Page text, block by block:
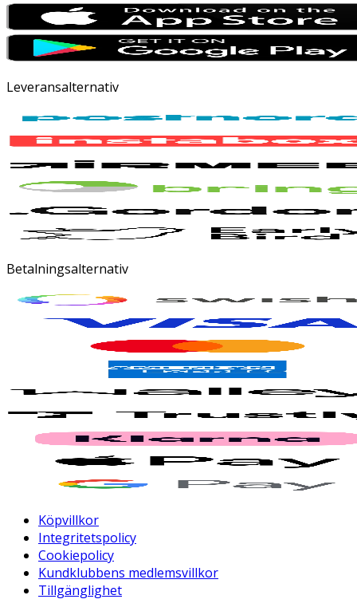
Leveransalternativ
Betalningsalternativ
Köpvillkor
Integritetspolicy
Cookiepolicy
Kundklubbens medlemsvillkor
Tillgänglighet